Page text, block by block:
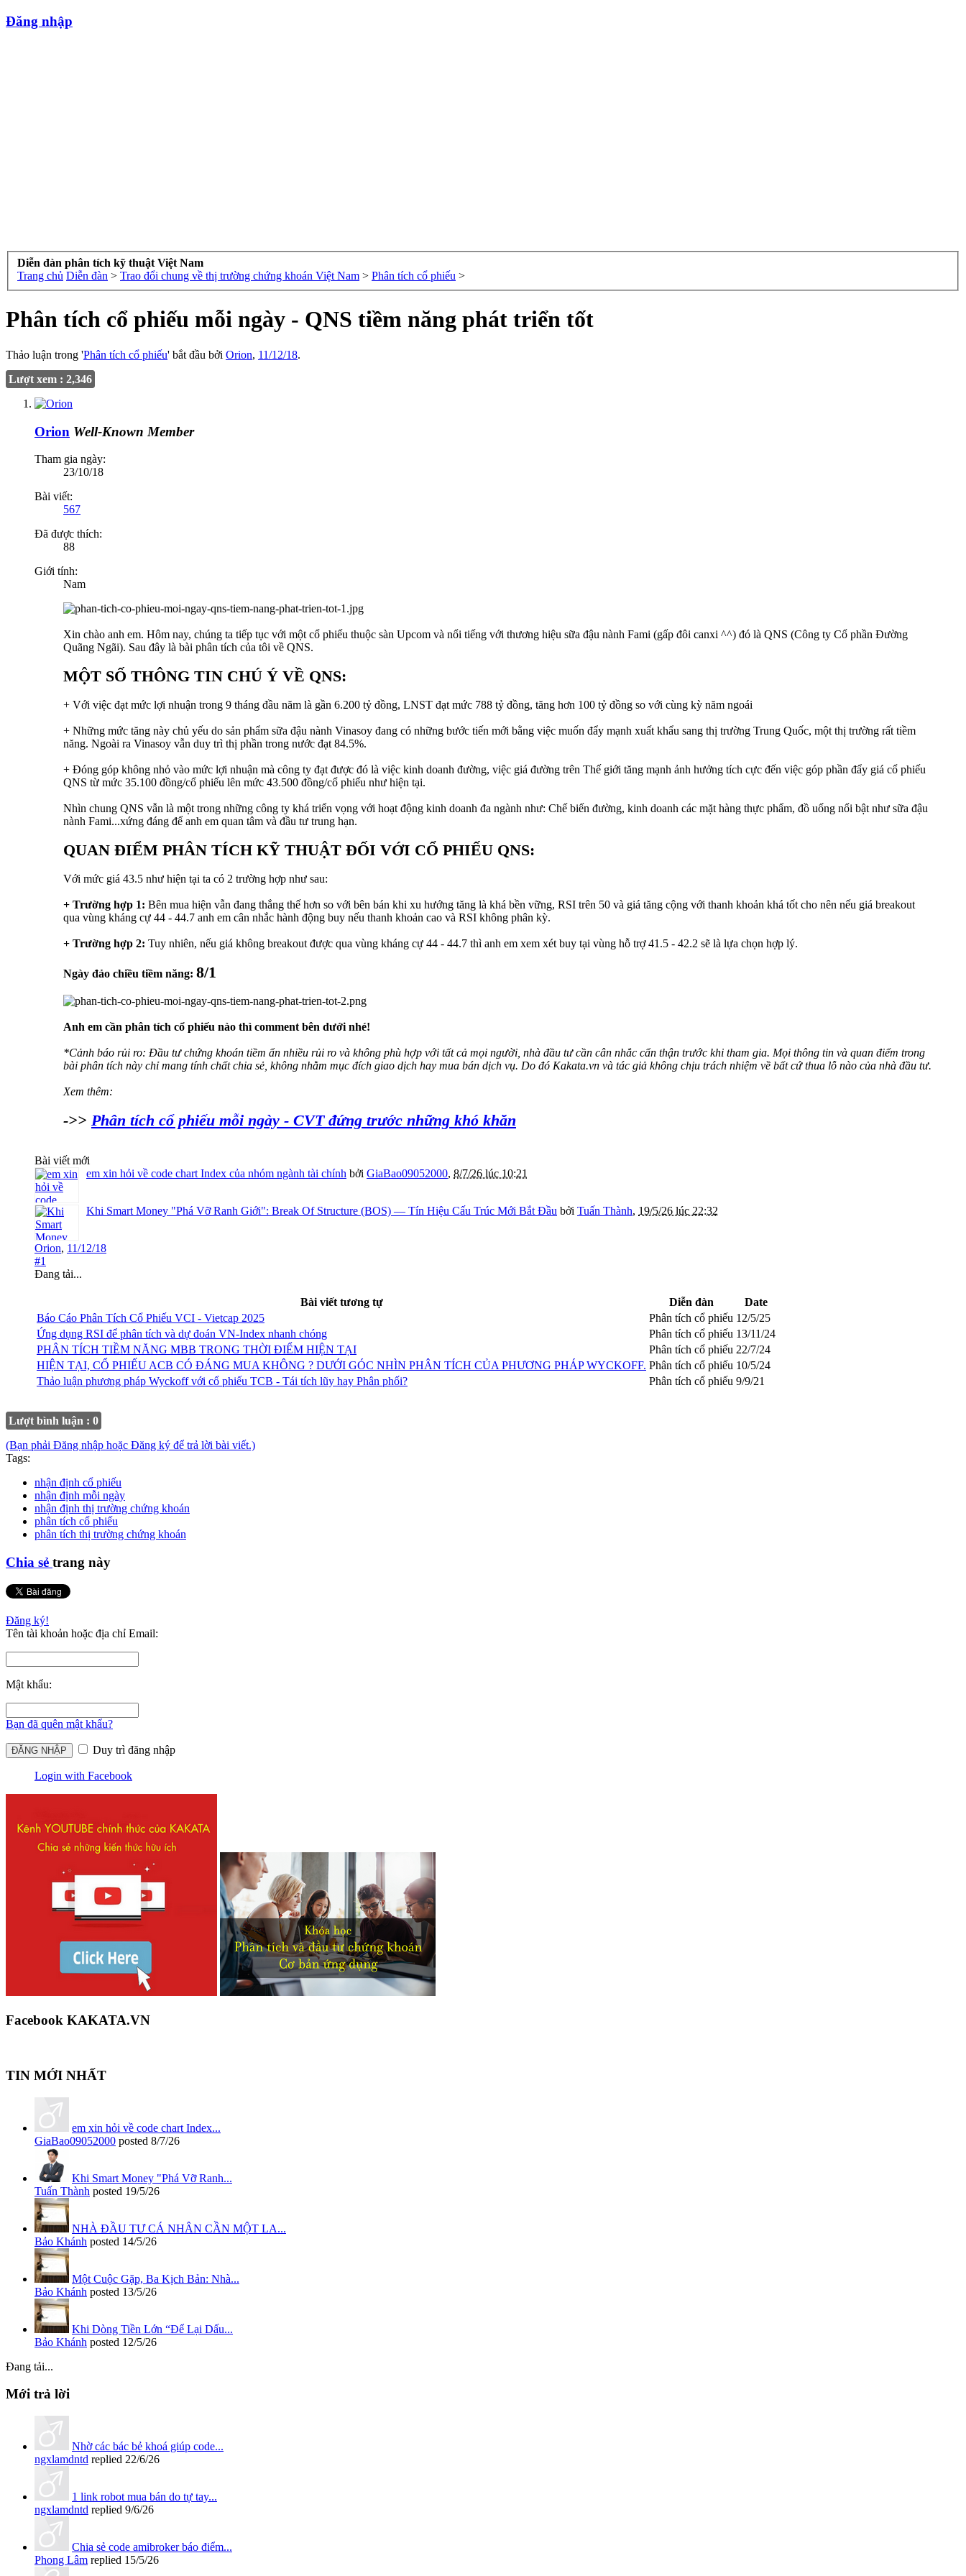
Đăng nhập
Diễn đàn phân tích kỹ thuật Việt Nam
Trang chủ Diễn đàn > Trao đổi chung về thị trường chứng khoán Việt Nam > Phân tích cổ phiếu >
Phân tích cổ phiếu mỗi ngày - QNS tiềm năng phát triển tốt
Thảo luận trong 'Phân tích cổ phiếu' bắt đầu bởi Orion, 11/12/18.
Lượt xem : 2,346
Orion Well-Known Member
Tham gia ngày:
23/10/18
Bài viết:
567
Đã được thích:
88
Giới tính:
Nam
Xin chào anh em. Hôm nay, chúng ta tiếp tục với một cổ phiếu thuộc sàn Upcom và nổi tiếng với thương hiệu sữa đậu nành Fami (gấp đôi canxi ^^) đó là QNS (Công ty Cổ phần Đường
Quãng Ngãi). Sau đây là bài phân tích của tôi về QNS.
MỘT SỐ THÔNG TIN CHÚ Ý VỀ QNS:
+ Với việc đạt mức lợi nhuận trong 9 tháng đầu năm là gần 6.200 tỷ đồng, LNST đạt mức 788 tỷ đồng, tăng hơn 100 tỷ đồng so với cùng kỳ năm ngoái
+ Những mức tăng này chủ yếu do sản phẩm sữa đậu nành Vinasoy đang có những bước tiến mới bằng việc muốn đẩy mạnh xuất khẩu sang thị trường Trung Quốc, một thị trường rất tiềm
năng. Ngoài ra Vinasoy vẫn duy trì thị phần trong nước đạt 84.5%.
+ Đóng góp không nhỏ vào mức lợi nhuận mà công ty đạt được đó là việc kinh doanh đường, việc giá đường trên Thế giới tăng mạnh ảnh hưởng tích cực đến việc góp phần đẩy giá cổ phiếu
QNS từ mức 35.100 đồng/cổ phiếu lên mức 43.500 đồng/cổ phiếu như hiện tại.
Nhìn chung QNS vẫn là một trong những công ty khá triển vọng với hoạt động kinh doanh đa ngành như: Chế biến đường, kinh doanh các mặt hàng thực phẩm, đồ uống nổi bật như sữa đậu
nành Fami...xứng đáng để anh em quan tâm và đầu tư trung hạn.
QUAN ĐIỂM PHÂN TÍCH KỸ THUẬT ĐỐI VỚI CỔ PHIẾU QNS:
Với mức giá 43.5 như hiện tại ta có 2 trường hợp như sau:
+ Trường hợp 1: Bên mua hiện vẫn đang thắng thế hơn so với bên bán khi xu hướng tăng là khá bền vững, RSI trên 50 và giá tăng cộng với thanh khoản khá tốt cho nên nếu giá breakout
qua vùng kháng cự 44 - 44.7 anh em cân nhắc hành động buy nếu thanh khoản cao và RSI không phân kỳ.
+ Trường hợp 2: Tuy nhiên, nếu giá không breakout được qua vùng kháng cự 44 - 44.7 thì anh em xem xét buy tại vùng hỗ trợ 41.5 - 42.2 sẽ là lựa chọn hợp lý.
Ngày đảo chiều tiềm năng: 8/1
Anh em cần phân tích cổ phiếu nào thì comment bên dưới nhé!
*Cảnh báo rủi ro: Đầu tư chứng khoán tiềm ẩn nhiều rủi ro và không phù hợp với tất cả mọi người, nhà đầu tư cần cân nhắc cẩn thận trước khi tham gia. Mọi thông tin và quan điểm trong
bài phân tích này chỉ mang tính chất chia sẻ, không nhằm mục đích giao dịch hay mua bán dịch vụ. Do đó Kakata.vn và tác giả không chịu trách nhiệm về bất cứ thua lỗ nào của nhà đầu tư.
Xem thêm:
->> Phân tích cổ phiếu mỗi ngày - CVT đứng trước những khó khăn
Bài viết mới
em xin hỏi về code chart Index của nhóm ngành tài chính bởi GiaBao09052000, 8/7/26 lúc 10:21
Khi Smart Money "Phá Vỡ Ranh Giới": Break Of Structure (BOS) — Tín Hiệu Cấu Trúc Mới Bắt Đầu bởi Tuấn Thành, 19/5/26 lúc 22:32
Orion, 11/12/18
#1
Đang tải...
Bài viết tương tự Diễn đàn
Date
Báo Cáo Phân Tích Cổ Phiếu VCI - Vietcap 2025
Phân tích cổ phiếu 12/5/25
Ứng dụng RSI để phân tích và dự đoán VN-Index nhanh chóng
Phân tích cổ phiếu 13/11/24
PHÂN TÍCH TIỀM NĂNG MBB TRONG THỜI ĐIỂM HIỆN TẠI
Phân tích cổ phiếu 22/7/24
HIỆN TẠI, CỔ PHIẾU ACB CÓ ĐÁNG MUA KHÔNG ? DƯỚI GÓC NHÌN PHÂN TÍCH CỦA PHƯƠNG PHÁP WYCKOFF. Phân tích cổ phiếu 10/5/24
Thảo luận phương pháp Wyckoff với cổ phiếu TCB - Tái tích lũy hay Phân phối?
Phân tích cổ phiếu 9/9/21
Lượt bình luận : 0
(Bạn phải Đăng nhập hoặc Đăng ký để trả lời bài viết.)
Tags:
nhận định cổ phiếu
nhận định mỗi ngày
nhận định thị trường chứng khoán
phân tích cổ phiếu
phân tích thị trường chứng khoán
Chia sẻ trang này
Đăng ký!
Tên tài khoản hoặc địa chỉ Email:
Mật khẩu:
Bạn đã quên mật khẩu?
Duy trì đăng nhập
Login with Facebook
Facebook KAKATA.VN
TIN MỚI NHẤT
em xin hỏi về code chart Index...
GiaBao09052000 posted 8/7/26
Khi Smart Money "Phá Vỡ Ranh...
Tuấn Thành posted 19/5/26
NHÀ ĐẦU TƯ CÁ NHÂN CẦN MỘT LA...
Bảo Khánh posted 14/5/26
Một Cuộc Gặp, Ba Kịch Bản: Nhà...
Bảo Khánh posted 13/5/26
Khi Dòng Tiền Lớn “Để Lại Dấu...
Bảo Khánh posted 12/5/26
Đang tải...
Mới trả lời
Nhờ các bác bẻ khoá giúp code...
ngxlamdntd replied 22/6/26
1 link robot mua bán do tự tay...
ngxlamdntd replied 9/6/26
Chia sẻ code amibroker báo điểm...
Phong Lâm replied 15/5/26